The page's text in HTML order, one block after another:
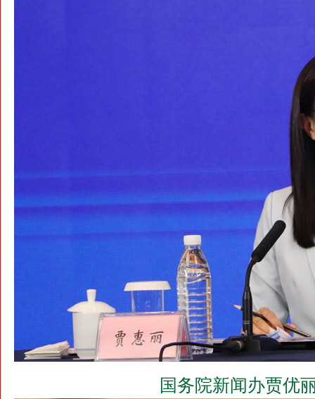
国务院新闻办贾优